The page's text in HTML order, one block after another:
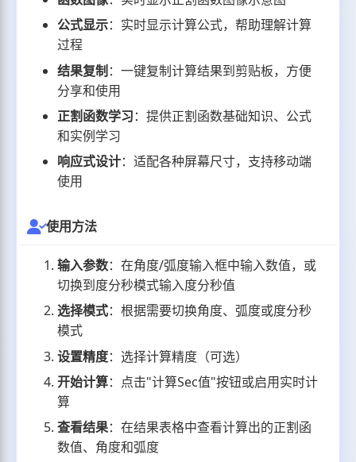
公式显示：实时显示计算公式，帮助理解计算
过程
结果复制：一键复制计算结果到剪贴板，方便
分享和使用
正割函数学习：提供正割函数基础知识、公式
和实例学习
响应式设计：适配各种屏幕尺寸，支持移动端
使用
使用方法
输入参数：在角度/弧度输入框中输入数值，或
切换到度分秒模式输入度分秒值
选择模式：根据需要切换角度、弧度或度分秒
模式
设置精度：选择计算精度（可选）
开始计算：点击"计算Sec值"按钮或启用实时计
算
查看结果：在结果表格中查看计算出的正割函
数值、角度和弧度